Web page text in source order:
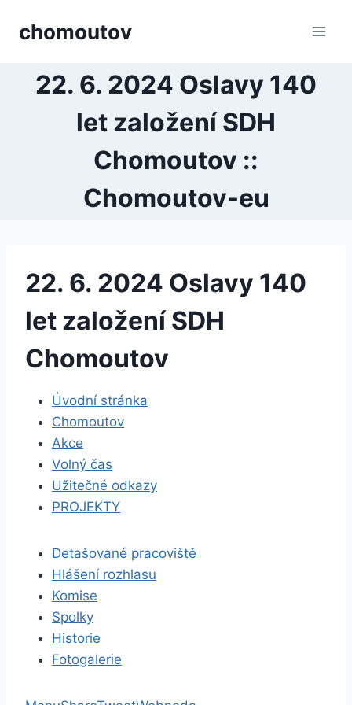
chomoutov
22. 6. 2024 Oslavy 140
let založení SDH
Chomoutov ::
Chomoutov-eu
22. 6. 2024 Oslavy 140
let založení SDH
Chomoutov
Úvodní stránka
Chomoutov
Akce
Volný čas
Užitečné odkazy
PROJEKTY
Detašované pracoviště
Hlášení rozhlasu
Komise
Spolky
Historie
Fotogalerie